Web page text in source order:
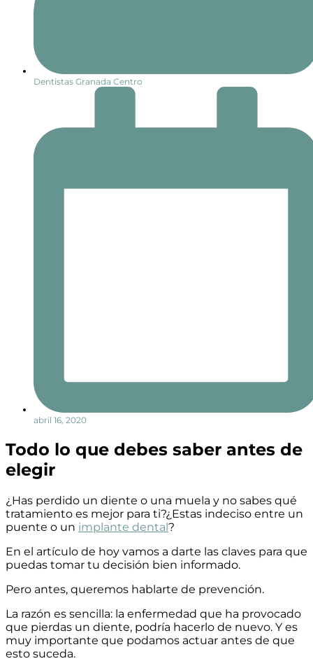
Dentistas Granada Centro
abril 16, 2020
Todo lo que debes saber antes de
elegir
¿Has perdido un diente o una muela y no sabes qué
tratamiento es mejor para ti?¿Estas indeciso entre un
puente o un implante dental?
En el artículo de hoy vamos a darte las claves para que
puedas tomar tu decisión bien informado.
Pero antes, queremos hablarte de prevención.
La razón es sencilla: la enfermedad que ha provocado
que pierdas un diente, podría hacerlo de nuevo. Y es
muy importante que podamos actuar antes de que
esto suceda.